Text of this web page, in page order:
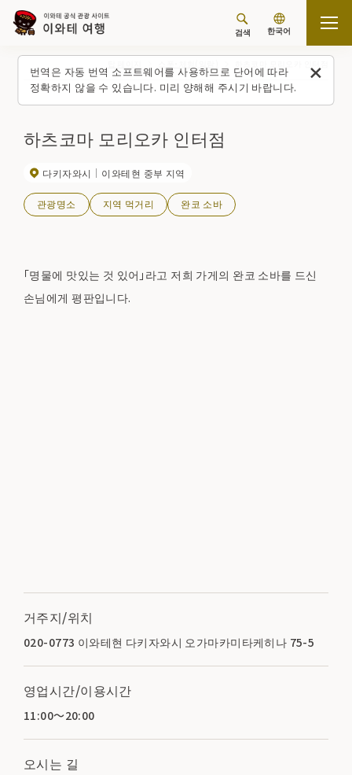
번역은 자동 번역 소프트웨어를 사용하므로 단어에 따라
정확하지 않을 수 있습니다. 미리 양해해 주시기 바랍니다.
검색 한국어
하츠코마 모리오카 인터점
다키자와시 이와테현 중부 지역
관광명소 지역 먹거리 완코 소바
「명물에 맛있는 것 있어」라고 저희 가게의 완코 소바를 드신
손님에게 평판입니다.
거주지/위치
020-0773 이와테현 다키자와시 오가마카미타케히나 75-5
영업시간/이용시간
11:00～20:00
오시는 길